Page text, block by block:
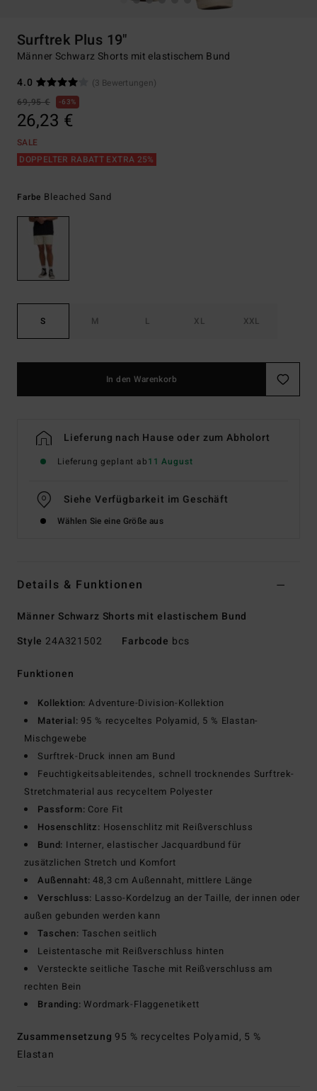
Surftrek Plus 19"
Männer Schwarz Shorts mit elastischem Bund
4.0
(3 Bewertungen)
69,95 €
63%
26,23 €
SALE
DOPPELTER RABATT EXTRA 25%
Farbe Bleached Sand
S M L XL XXL
In den Warenkorb
Lieferung nach Hause oder zum Abholort
Lieferung geplant ab11 August
Siehe Verfügbarkeit im Geschäft
Wählen Sie eine Größe aus
Details & Funktionen
Männer Schwarz Shorts mit elastischem Bund
Style 24A321502 Farbcode bcs
Funktionen
Kollektion: Adventure-Division-Kollektion
Material: 95 % recyceltes Polyamid, 5 % Elastan-
Mischgewebe
Surftrek-Druck innen am Bund
Feuchtigkeitsableitendes, schnell trocknendes Surftrek-
Stretchmaterial aus recyceltem Polyester
Passform: Core Fit
Hosenschlitz: Hosenschlitz mit Reißverschluss
Bund: Interner, elastischer Jacquardbund für
zusätzlichen Stretch und Komfort
Außennaht: 48,3 cm Außennaht, mittlere Länge
Verschluss: Lasso-Kordelzug an der Taille, der innen oder
außen gebunden werden kann
Taschen: Taschen seitlich
Leistentasche mit Reißverschluss hinten
Versteckte seitliche Tasche mit Reißverschluss am
rechten Bein
Branding: Wordmark-Flaggenetikett
Zusammensetzung 95 % recyceltes Polyamid, 5 %
Elastan